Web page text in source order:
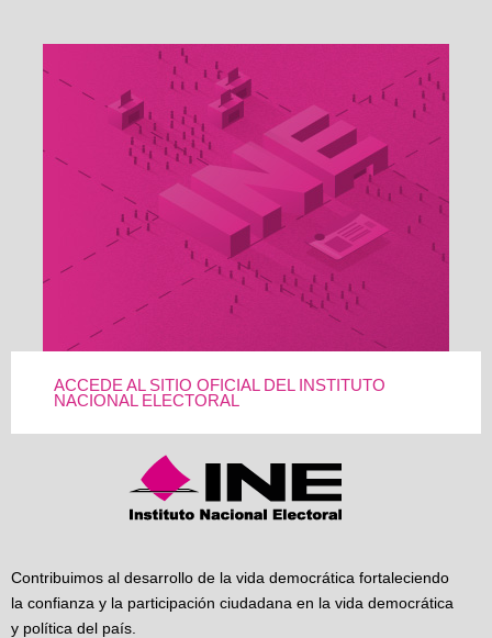
ACCEDE AL SITIO OFICIAL DEL INSTITUTO
NACIONAL ELECTORAL
Contribuimos al desarrollo de la vida democrática fortaleciendo
la confianza y la participación ciudadana en la vida democrática
y política del país.